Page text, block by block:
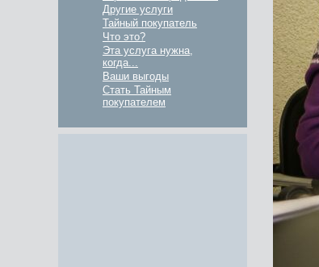
Другие услуги
Тайный покупатель
Что это?
Эта услуга нужна,
когда...
Ваши выгоды
Стать Тайным
покупателем